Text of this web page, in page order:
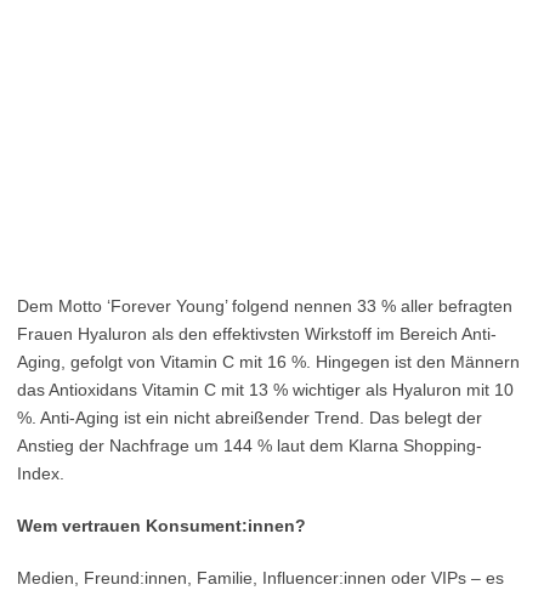
Dem Motto ‘Forever Young’ folgend nennen 33 % aller befragten
Frauen Hyaluron als den effektivsten Wirkstoff im Bereich Anti-
Aging, gefolgt von Vitamin C mit 16 %. Hingegen ist den Männern
das Antioxidans Vitamin C mit 13 % wichtiger als Hyaluron mit 10
%. Anti-Aging ist ein nicht abreißender Trend. Das belegt der
Anstieg der Nachfrage um 144 % laut dem Klarna Shopping-
Index.
Wem vertrauen Konsument:innen?
Medien, Freund:innen, Familie, Influencer:innen oder VIPs – es